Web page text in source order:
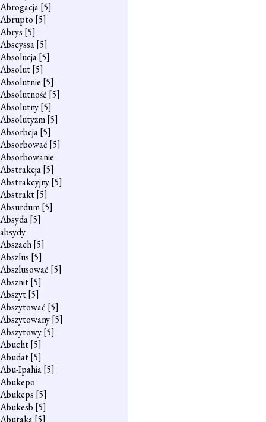
Abrogacja[5]
Abrupto [5]
Abrys [5]
Abscyssa[5]
Absolucja[5]
Absolut[5]
Absolutnie [5]
Absolutność [5]
Absolutny[5]
Absolutyzm[5]
Absorbcja[5]
Absorbować [5]
Absorbowanie
Abstrakcja[5]
Abstrakcyjny[5]
Abstrakt[5]
Absurdum[5]
Absyda[5]
absydy
Abszach[5]
Abszlus [5]
Abszlusować [5]
Absznit[5]
Abszyt[5]
Abszytować [5]
Abszytowany[5]
Abszytowy[5]
Abucht[5]
Abudat[5]
Abu-Ipahia[5]
Abukepo
Abukeps [5]
Abukesb [5]
Abutaka[5]